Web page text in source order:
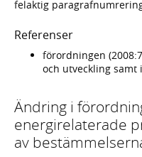
felaktig
Referenser
förordningen
och utveckling
Ändring i
energirelaterade
av